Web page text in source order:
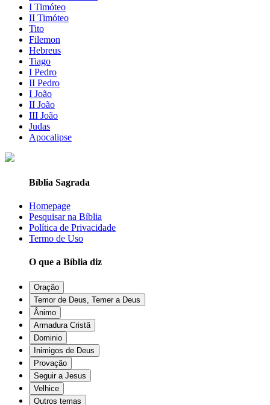
I Timóteo
II Timóteo
Tito
Filemon
Hebreus
Tiago
I Pedro
II Pedro
I João
II João
III João
Judas
Apocalipse
Bíblia Sagrada
Homepage
Pesquisar na Bíblia
Política de Privacidade
Termo de Uso
O que a Bíblia diz
Oração
Temor de Deus, Temer a Deus
Ânimo
Armadura Cristã
Dominio
Inimigos de Deus
Provação
Seguir a Jesus
Velhice
Outros temas